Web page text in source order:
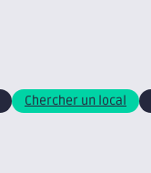
Chercher un local